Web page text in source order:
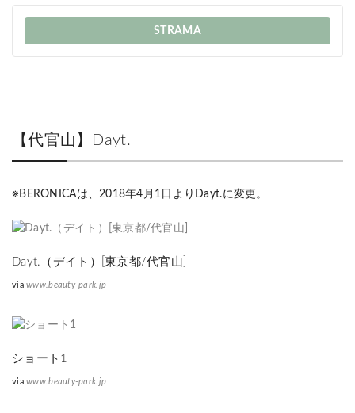
STRAMA
【代官山】Dayt.
※BERONICAは、2018年4月1日よりDayt.に変更。
Dayt.（デイト）[東京都/代官山]
viawww.beauty-park.jp
ショート1
viawww.beauty-park.jp